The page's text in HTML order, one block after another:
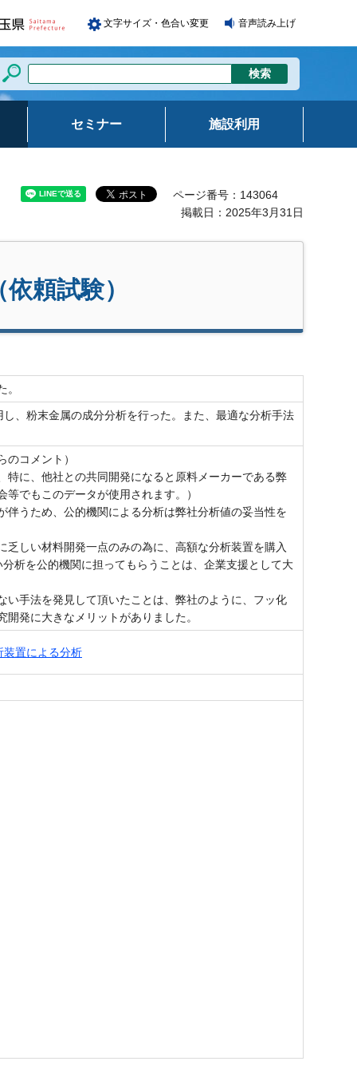
文字サイズ・色合い変更 音声読み上げ
セミナー 施設利用
ページ番号：143064
掲載日：2025年3月31日
頼試験）
、粉末金属の成分分析を行った。また、最適な分析手法
コメント）
に、他社との共同開発になると原料メーカーである弊
でもこのデータが使用されます。）
うため、公的機関による分析は弊社分析値の妥当性を
しい材料開発一点のみの為に、高額な分析装置を購入
析を公的機関に担ってもらうことは、企業支援として大
手法を発見して頂いたことは、弊社のように、フッ化
発に大きなメリットがありました。
装置による分析